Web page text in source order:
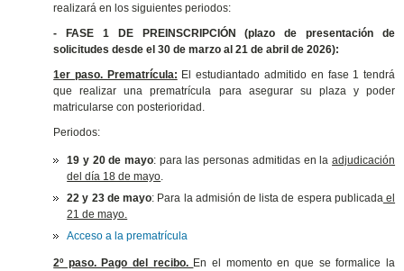
realizará en los siguientes periodos:
- FASE 1 DE PREINSCRIPCIÓN (plazo de presentación de
solicitudes desde el 30 de marzo al 21 de abril de 2026):
1er paso. Prematrícula: El estudiantado admitido en fase 1 tendrá
que realizar una prematrícula para asegurar su plaza y poder
matricularse con posterioridad.
Periodos:
19 y 20 de mayo: para las personas admitidas en laadjudicación
del día 18 de mayo.
22 y 23 de mayo: Para la admisión de lista de espera publicadael
21 de mayo.
Acceso a la prematrícula
2º paso. Pago del recibo. En el momento en que se formalice la